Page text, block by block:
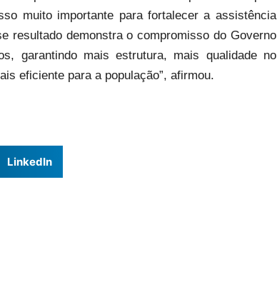
muito importante para fortalecer a assistência
resultado demonstra o compromisso do Governo
garantindo mais estrutura, mais qualidade no
eficiente para a população”, afirmou.
LinkedIn